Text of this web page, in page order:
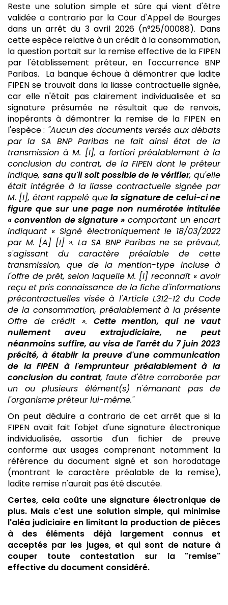
Reste une solution simple et sûre qui vient d'être
validée a contrario par la Cour d'Appel de Bourges
dans un arrêt du 3 avril 2026 (n°25/00088). Dans
cette espèce relative à un crédit à la consommation,
la question portait sur la remise effective de la FIPEN
par l'établissement prêteur, en l'occurrence BNP
Paribas. La banque échoue à démontrer que ladite
FIPEN se trouvait dans la liasse contractuelle signée,
car elle n'était pas clairement individualisée et sa
signature présumée ne résultait que de renvois,
inopérants à démontrer la remise de la FIPEN en
l'espèce : "Aucun des documents versés aux débats
par la SA BNP Paribas ne fait ainsi état de la
transmission à M. [I], a fortiori préalablement à la
conclusion du contrat, de la FIPEN dont le prêteur
indique, sans qu'il soit possible de le vérifier, qu'elle
était intégrée à la liasse contractuelle signée par
M. [I], étant rappelé quela signature de celui-ci ne
figure que sur une page non numérotée intitulée
« convention de signature » comportant un encart
indiquant « Signé électroniquement le 18/03/2022
par M. [A] [I] ». La SA BNP Paribas ne se prévaut,
s'agissant du caractère préalable de cette
transmission, que de la mention-type incluse à
l'offre de prêt, selon laquelle M. [I] reconnaît « avoir
reçu et pris connaissance de la fiche d'informations
précontractuelles visée à l'Article L312-12 du Code
de la consommation, préalablement à la présente
Offre de crédit ». Cette mention, qui ne vaut
nullement aveu extrajudiciaire, ne peut
néanmoins suffire, au visa de l'arrêt du 7 juin 2023
précité, à établir la preuve d'une communication
de la FIPEN à l'emprunteur préalablement à la
conclusion du contrat, faute d'être corroborée par
un ou plusieurs élément(s) n'émanant pas de
l'organisme prêteur lui-même."
On peut déduire a contrario de cet arrêt que si la
FIPEN avait fait l'objet d'une signature électronique
individualisée, assortie d'un fichier de preuve
conforme aux usages comprenant notamment la
référence du document signé et son horodatage
(montrant le caractère préalable de la remise),
ladite remise n'aurait pas été discutée.
Certes, cela coûte une signature électronique de
plus. Mais c'est une solution simple, qui minimise
l'aléa judiciaire en limitant la production de pièces
à des éléments déjà largement connus et
acceptés par les juges, et qui sont de nature à
couper toute contestation sur la "remise"
effective du document considéré.